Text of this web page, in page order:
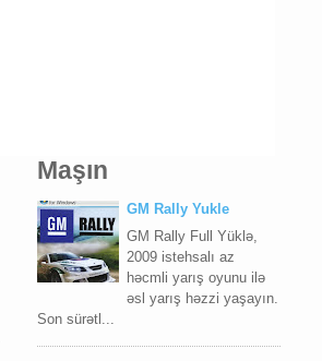
Maşın
GM Rally Yukle
GM Rally Full Yüklə,
2009 istehsalı az
həcmli yarış oyunu ilə
əsl yarış həzzi yaşayın.
Son sürətl...